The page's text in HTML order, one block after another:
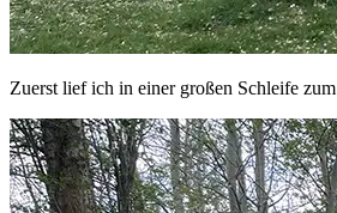
Zuerst lief ich in einer großen Schleife zum